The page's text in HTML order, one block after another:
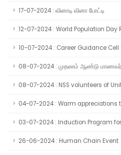
17-07-2024 : வினாடி வினா போட்டி
12-07-2024 : World Population Day
10-07-2024 : Career Guidance
08-07-2024 : முதலாம் ஆண்டு
08-07-2024 : NSS volunteers of
04-07-2024 : Warm appreciations
03-07-2024 : Induction Program
26-06-2024 : Human Chain Event